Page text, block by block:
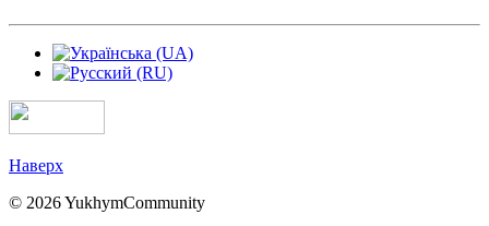
Наверх
© 2026 YukhymCommunity